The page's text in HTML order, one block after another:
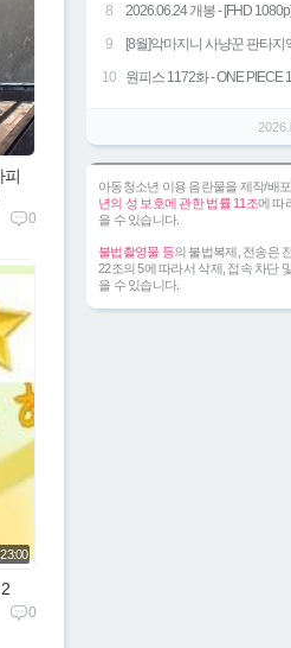
피
0
0
8
2026.06.24 개봉 - [FHD
9
10
아동청소년 이용 음란물을 제작/배
년의 성 보호에 관한 법률 11조에 따
을 수 있습니다.
불법촬영물 등의 불법복제, 전송은
22조의 5에 따라서 삭제, 접속 차단
을 수 있습니다.